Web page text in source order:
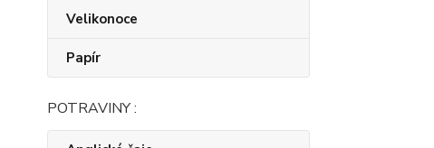
Velikonoce
Papír
POTRAVINY :